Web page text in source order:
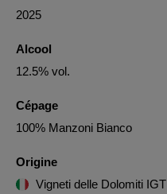
2025
Alcool
12.5% vol.
Cépage
100% Manzoni Bianco
Origine
Vigneti delle Dolomiti IGT